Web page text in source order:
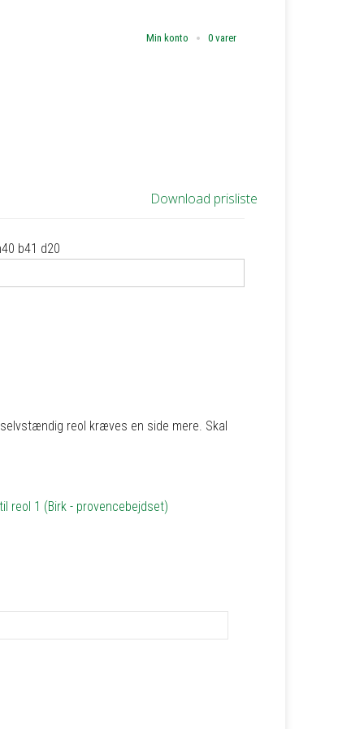
Min konto 0 varer
Download prisliste
b41 d20
reol kræves en side mere. Skal
reol 1 (Birk - provencebejdset)